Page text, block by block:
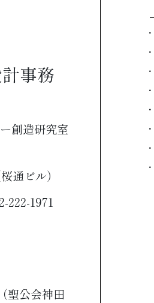
事務
創造研究室
通ビル）
1971
聖公会神田